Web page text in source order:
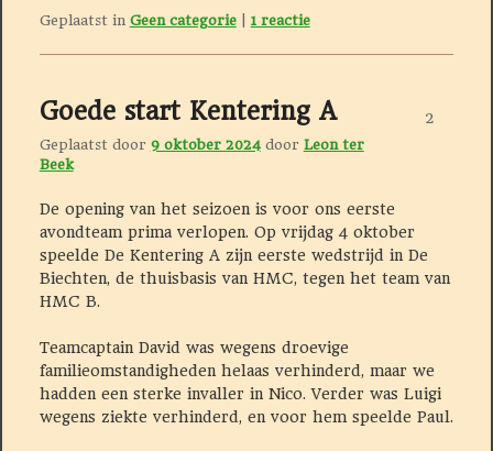
Geplaatst in Geen categorie 1reactie
Goede start Kentering A
Geplaatst door 9 oktober 2024 door Leon ter
Beek
2
De opening van het seizoen is voor ons eerste
avondteam prima verlopen. Op vrijdag 4 oktober
speelde De Kentering A zijn eerste wedstrijd in De
Biechten, de thuisbasis van HMC, tegen het team van
HMC B.
Teamcaptain David was wegens droevige
familieomstandigheden helaas verhinderd, maar we
hadden een sterke invaller in Nico. Verder was Luigi
wegens ziekte verhinderd, en voor hem speelde Paul.